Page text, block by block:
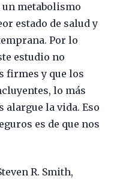
metabolismo
estado de salud y
Por lo
estudio no
firmes y que los
lo más
alargue la vida. Eso
es de que nos
R. Smith,